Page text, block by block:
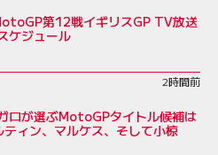
第12戦イギリスGP TV放送
ケジュール
2時間前
ロが選ぶMotoGPタイトル候補は
ティン、マルケス、そして小椋